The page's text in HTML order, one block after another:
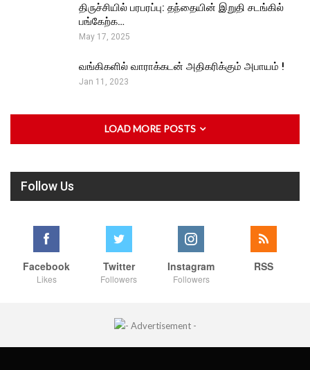
திருச்சியில் பரபரப்பு: தந்தையின் இறுதி சடங்கில்
பங்கேற்க…
May 17, 2025
வங்கிகளில் வாராக்கடன் அதிகரிக்கும் அபாயம் !
Jan 11, 2023
LOAD MORE POSTS
Follow Us
Facebook
Likes
Twitter
Followers
Instagram
Followers
RSS